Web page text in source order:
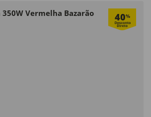
Vermelha Bazarão 40%